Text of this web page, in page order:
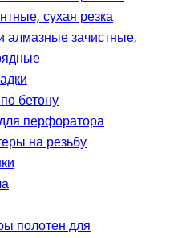
сухая резка
алмазные зачистные,
бетону
перфоратора
на резьбу
полотен для